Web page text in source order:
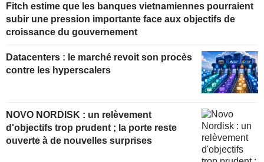
Fitch estime que les banques vietnamiennes pourraient
subir une pression importante face aux objectifs de
croissance du gouvernement
Datacenters : le marché revoit son procès
contre les hyperscalers
NOVO NORDISK : un relèvement
d'objectifs trop prudent ; la porte reste
ouverte à de nouvelles surprises